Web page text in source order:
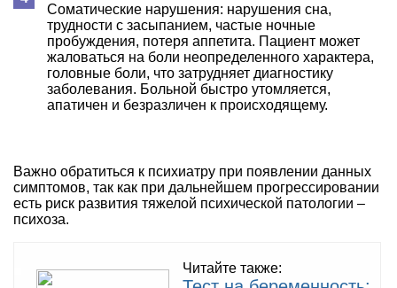
Соматические нарушения: нарушения сна,
трудности с засыпанием, частые ночные
пробуждения, потеря аппетита. Пациент может
жаловаться на боли неопределенного характера,
головные боли, что затрудняет диагностику
заболевания. Больной быстро утомляется,
апатичен и безразличен к происходящему.
Важно обратиться к психиатру при появлении данных
симптомов, так как при дальнейшем прогрессировании
есть риск развития тяжелой психической патологии –
психоза.
Читайте также: